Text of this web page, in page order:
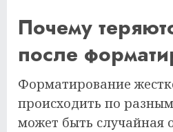
Почему
после
Форматирование
происходить по
может быть случайная